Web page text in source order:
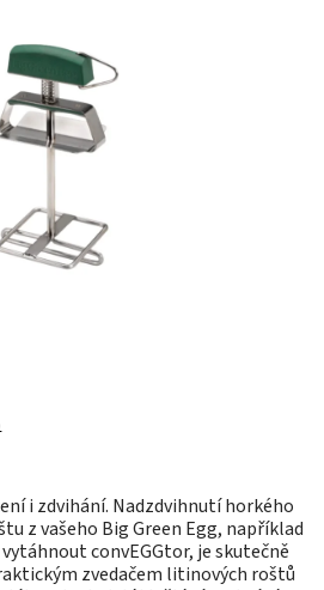
i zdvihání. Nadzdvihnutí horkého
z vašeho Big Green Egg, například
convEGGtor, je skutečně
zvedačem litinových roštů